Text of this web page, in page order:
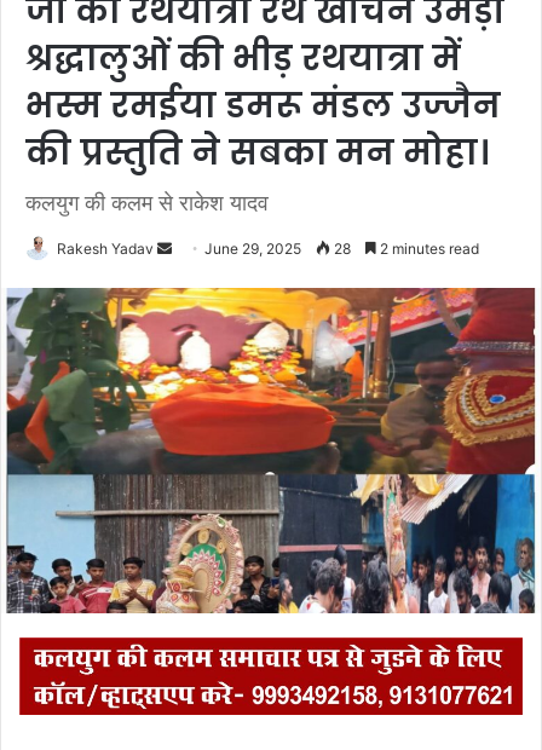
जी की रथयात्रा रथ खींचने उमड़ी
श्रद्धालुओं की भीड़ रथयात्रा में
भस्म रमईया डमरू मंडल उज्जैन
की प्रस्तुति ने सबका मन मोहा।
कलयुग की कलम से राकेश यादव
Rakesh Yadav
n
d
a
n
e
m
a
i
l
June 29, 2025 28 2 minutes read